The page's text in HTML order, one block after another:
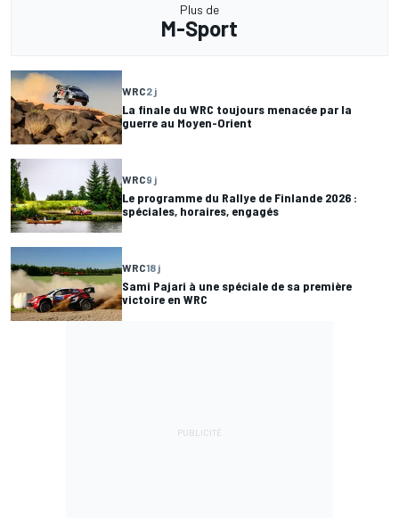
Plus de
M-Sport
WRC2 j
La finale du WRC toujours menacée par la
guerre au Moyen-Orient
WRC9 j
Le programme du Rallye de Finlande 2026 :
spéciales, horaires, engagés
WRC18 j
Sami Pajari à une spéciale de sa première
victoire en WRC